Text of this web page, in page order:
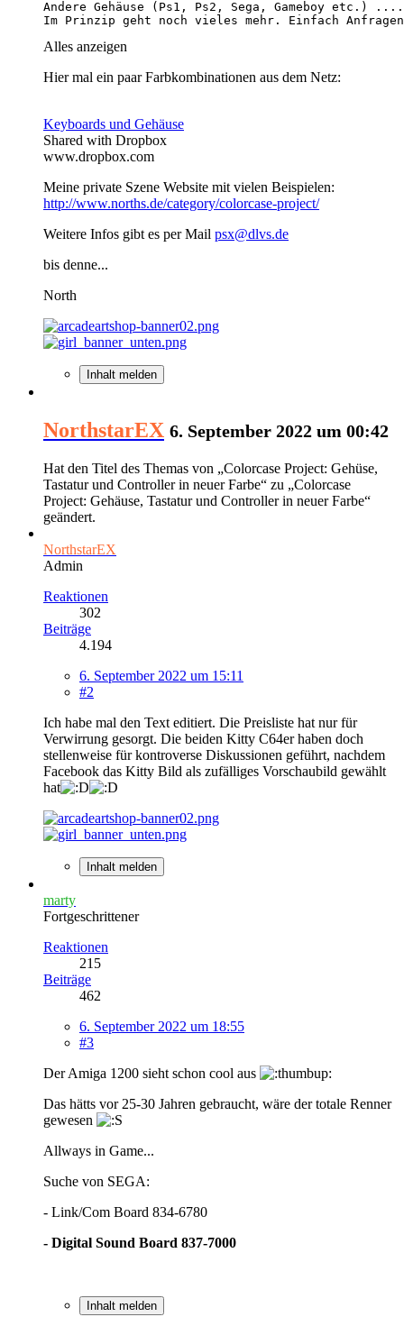
Im Prinzip geht noch vieles mehr. Einfach
Alles anzeigen
Hier mal ein paar Farbkombinationen aus dem Netz:
Keyboards und Gehäuse
Shared with Dropbox
www.dropbox.com
Meine private Szene Website mit vielen Beispielen:
http://www.norths.de/category/colorcase-project/
Weitere Infos gibt es per Mail psx@dlvs.de
bis denne...
North
Inhalt melden
NorthstarEX 6. September 2022 um 00:42
Hat den Titel des Themas von „Colorcase Project: Gehüse,
Tastatur und Controller in neuer Farbe“ zu „Colorcase
Project: Gehäuse, Tastatur und Controller in neuer Farbe“
geändert.
NorthstarEX
Admin
Reaktionen
302
Beiträge
4.194
6. September 2022 um 15:11
#2
Ich habe mal den Text editiert. Die Preisliste hat nur für
Verwirrung gesorgt. Die beiden Kitty C64er haben doch
stellenweise für kontroverse Diskussionen geführt, nachdem
Facebook das Kitty Bild als zufälliges Vorschaubild gewählt
hat
Inhalt melden
marty
Fortgeschrittener
Reaktionen
215
Beiträge
462
6. September 2022 um 18:55
#3
Der Amiga 1200 sieht schon cool aus
Das hätts vor 25-30 Jahren gebraucht, wäre der totale Renner
gewesen
Allways in Game...
Suche von SEGA:
- Link/Com Board 834-6780
- Digital Sound Board 837-7000
Inhalt melden